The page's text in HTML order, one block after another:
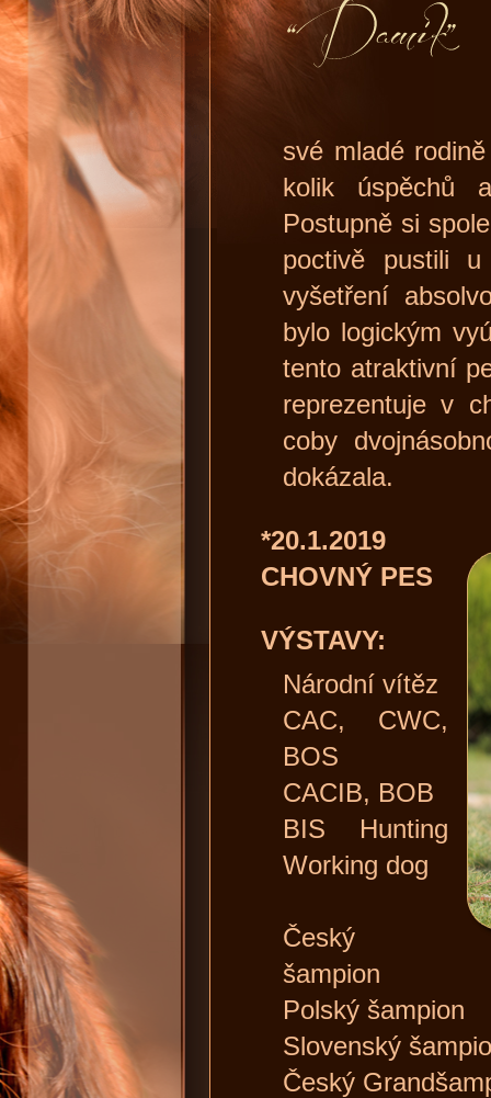
své mladé
kolik úspěchů
Postupně si
poctivě pustili
vyšetření
bylo logickým
tento atraktivní
reprezentuje v
coby
dokázala.
*20.1.2019
CHOVNÝ PES
VÝSTAVY:
Národní vítěz
CAC, CWC,
BOS
CACIB, BOB
BIS Hunting
Working dog
Český
šampion
Polský šampion
Slovenský
Český